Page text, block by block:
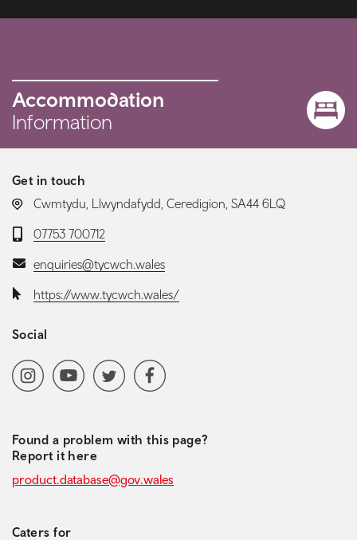
Accommodation
Information
Get in touch
LOCATION:
Cwmtydu, Llwyndafydd, Ceredigion, SA44 6LQ
Telephone:
07753 700712
Email:enquiries@tycwch.wales
Website:https://www.tycwch.wales/
Social
Social media navigation
InstagramYoutubeChannel
Twitter Facebook
Found a problem with this page?
Report it here
product.database@gov.wales
Caters for